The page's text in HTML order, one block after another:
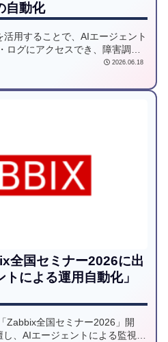
自動化
用することで、AIエージェント
ログにアクセスでき、障害調査
の概要からClaude Codeでの
2026.06.18
全国セミナー2026に出
による運用自動化」
Zabbix全国セミナー2026」開
、AIエージェントによる監視設